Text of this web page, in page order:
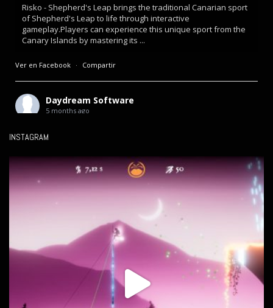
Risko - Shepherd's Leap brings the traditional Canarian sport
of Shepherd's Leap to life through interactive
gameplay.Players can experience this unique sport from the
Canary Islands by mastering its ...
Ver en Facebook · Compartir
Daydream Software
5 months ago
Mañana salimos en televisión.
**Canarias Futura** de Televisión Canaria, donde hablamos
sobre desarrollo de videojuegos en Canarias y algunos de mis
proyectos.
En el programa también participan otras empresas del sector en
la isla, mostrando cómo el videojuego sigue creciendo como
industria creativa en nuestro territorio.
Se emite mañana a
... See More
Compartir
INSTAGRAM